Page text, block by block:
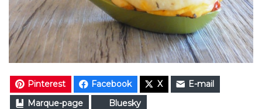
Pinterest Facebook X
E-mail
Marque-page
Bluesky